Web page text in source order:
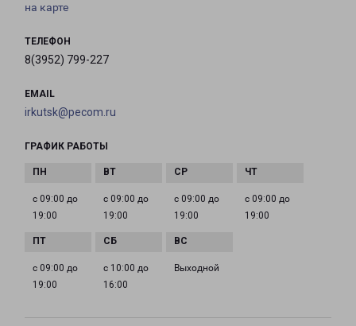
на карте
ТЕЛЕФОН
8(3952) 799-227
EMAIL
irkutsk@pecom.ru
ГРАФИК РАБОТЫ
с 09:00 до
19:00
с 09:00 до
19:00
с 09:00 до
19:00
с 09:00 до
19:00
с 09:00 до
19:00
с 10:00 до
16:00
Выходной